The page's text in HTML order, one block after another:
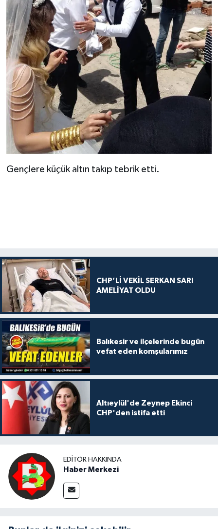
Gençlere küçük altın takıp tebrik etti.
CHP’Lİ VEKİL SERKAN SARI
AMELİYAT OLDU
Balıkesir ve ilçelerinde bugün
vefat eden komşularımız
Altıeylül'de Zeynep Ekinci
CHP'den istifa etti
EDITÖR HAKKINDA
Haber Merkezi